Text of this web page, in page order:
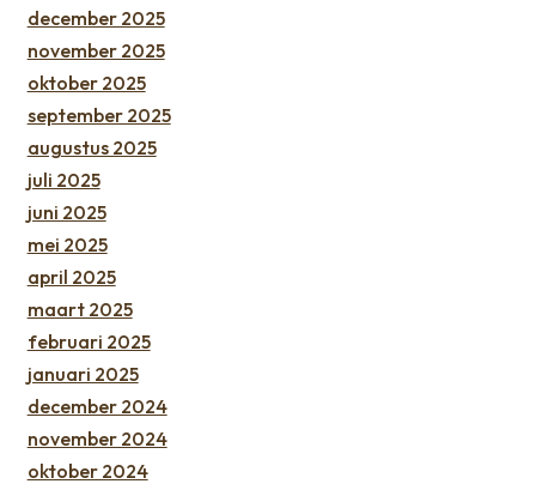
december 2025
november 2025
oktober 2025
september 2025
augustus 2025
juli 2025
juni 2025
mei 2025
april 2025
maart 2025
februari 2025
januari 2025
december 2024
november 2024
oktober 2024